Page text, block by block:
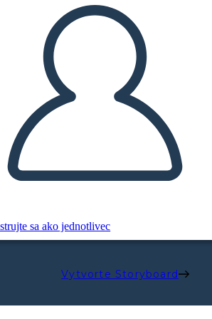
sa ako jednotlivec
Vytvorte Storyboard